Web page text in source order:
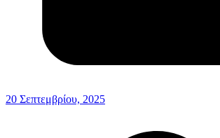
20 Σεπτεμβρίου, 2025